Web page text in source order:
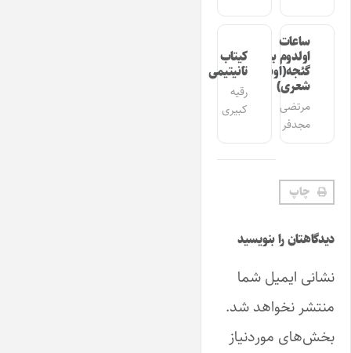
ساعات
اولدوم بیر
گئجه(اوشاق
شعری)
مرتضی
مجدفر
کیتاب
تانیتیمی
رقیه
کبیری
چاپ
دیدگاهتان را بنویسید
نشانی ایمیل شما
منتشر نخواهد شد.
بخش‌های موردنیاز